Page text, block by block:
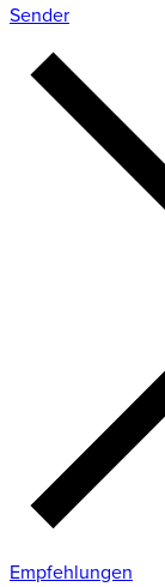
Sender
Empfehlungen